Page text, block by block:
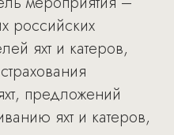
российских
яхт и катеров,
предложений
яхт и катеров,